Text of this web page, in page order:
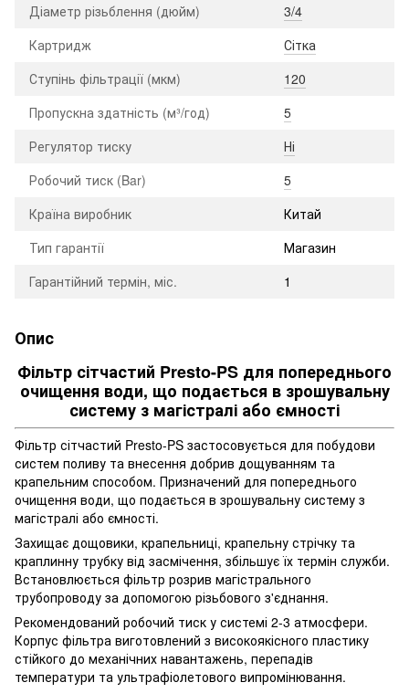
Діаметр різьблення (дюйм)
3/4
Картридж
Сітка
Ступінь фільтрації (мкм)
120
Пропускна здатність (м³/год)
5
Регулятор тиску
Ні
Робочий тиск (Bar)
5
Країна виробник
Китай
Тип гарантії
Магазин
Гарантійний термін, міс.
1
Опис
Фільтр сітчастий Presto-PS для попереднього
очищення води, що подається в зрошувальну
систему з магістралі або ємності
Фільтр сітчастий Presto-PS застосовується для побудови
систем поливу та внесення добрив дощуванням та
крапельним способом. Призначений для попереднього
очищення води, що подається в зрошувальну систему з
магістралі або ємності.
Захищає дощовики, крапельниці, крапельну стрічку та
краплинну трубку від засмічення, збільшує їх термін служби.
Встановлюється фільтр розрив магістрального
трубопроводу за допомогою різьбового з'єднання.
Рекомендований робочий тиск у системі 2-3 атмосфери.
Корпус фільтра виготовлений з високоякісного пластику
стійкого до механічних навантажень, перепадів
температури та ультрафіолетового випромінювання.